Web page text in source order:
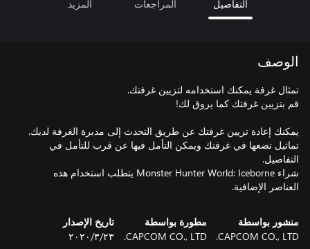
التفاصيل المراجعات المزيد
الوصف
تماثيل تضعها في غرفتك ويمكن التأمل فيها عن قرب للتأمل في
شراء Monster Hunter World: Iceborne يتطلب استخدام هذه
العناصر الإضافية.
منشور بواسطة
CAPCOM CO., LTD.
مطورة بواسطة
CAPCOM CO., LTD.
تاريخ الإصدار
٢٣‏/٣‏/٢٠٢٠